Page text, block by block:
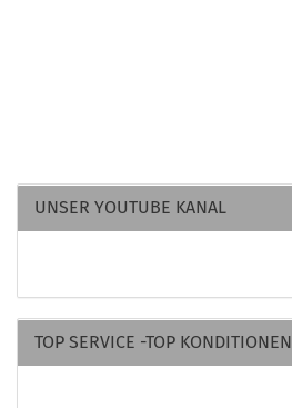
UNSER YOUTUBE KANAL
TOP SERVICE -TOP KONDITIONEN